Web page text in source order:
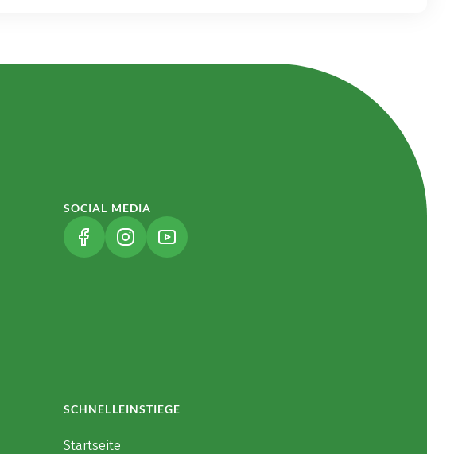
SOCIAL MEDIA
(LINK ÖFFNET IN NEUEM TAB)
(LINK ÖFFNET IN NEUEM TAB)
(LINK ÖFFNET IN NEUEM TAB)
SCHNELLEINSTIEGE
Startseite